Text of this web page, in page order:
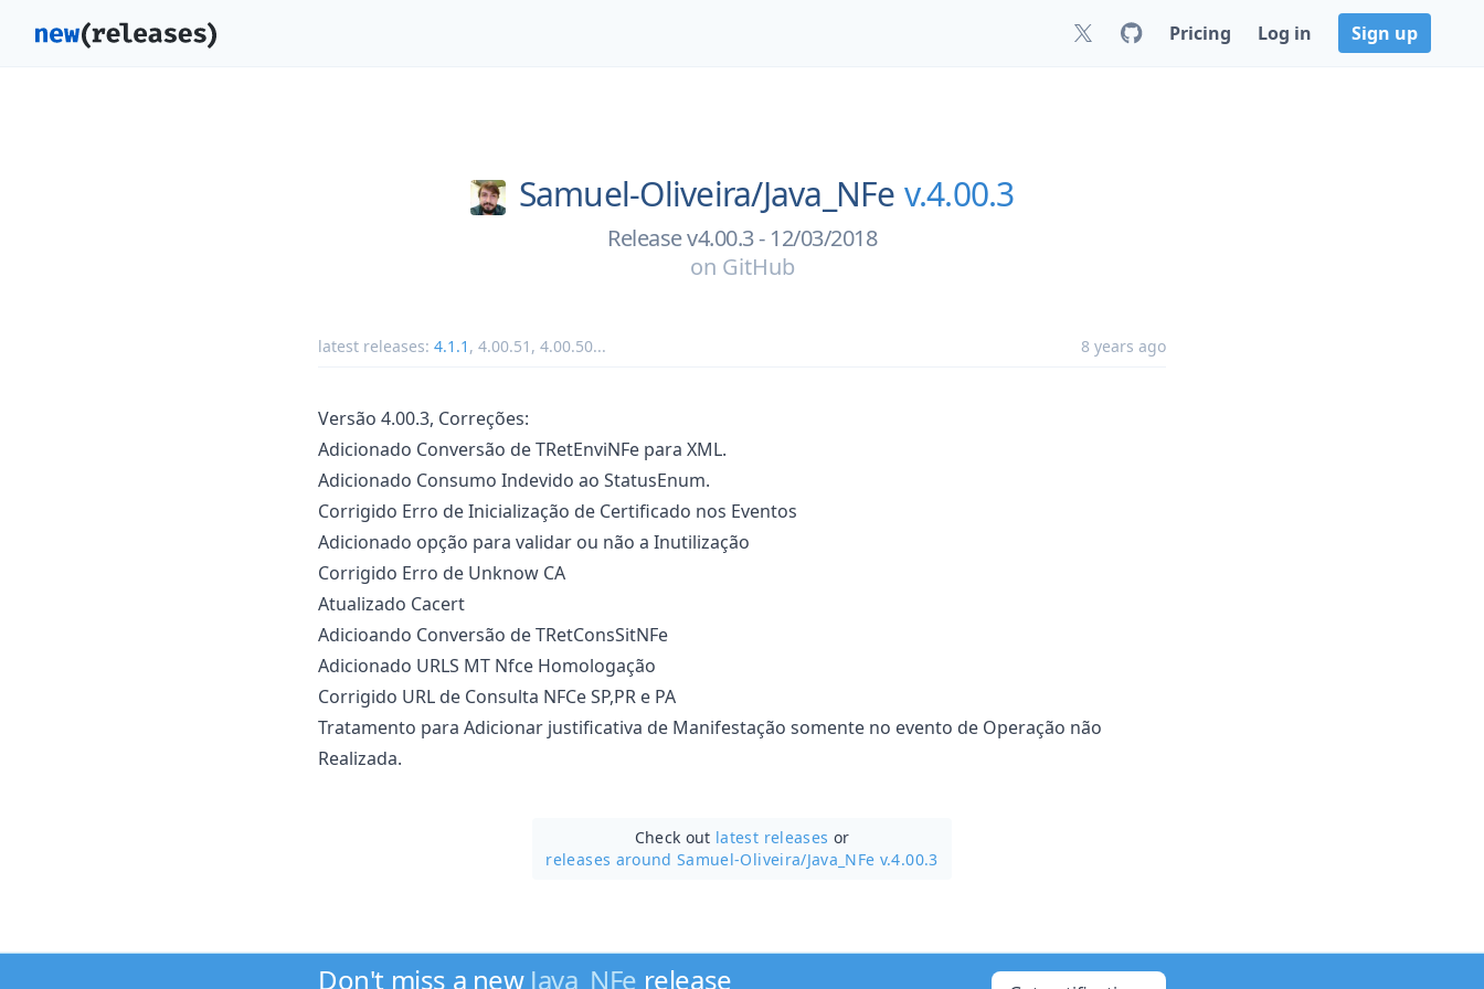
Pricing Log in Sign up
Samuel-Oliveira/Java_NFe v.4.00.3
Release v4.00.3 - 12/03/2018
on GitHub
latest releases: 4.1.1 , 4.00.51 , 4.00.50... 8 years ago
Versão 4.00.3, Correções:
Adicionado Conversão de TRetEnviNFe para XML.
Adicionado Consumo Indevido ao StatusEnum.
Corrigido Erro de Inicialização de Certificado nos Eventos
Adicionado opção para validar ou não a Inutilização
Corrigido Erro de Unknow CA
Atualizado Cacert
Adicioando Conversão de TRetConsSitNFe
Adicionado URLS MT Nfce Homologação
Corrigido URL de Consulta NFCe SP,PR e PA
Tratamento para Adicionar justificativa de Manifestação somente no evento de Operação não
Realizada.
Check out latest releases or
releases around Samuel-Oliveira/Java_NFe v.4.00.3
Don't miss a new Java_NFe release